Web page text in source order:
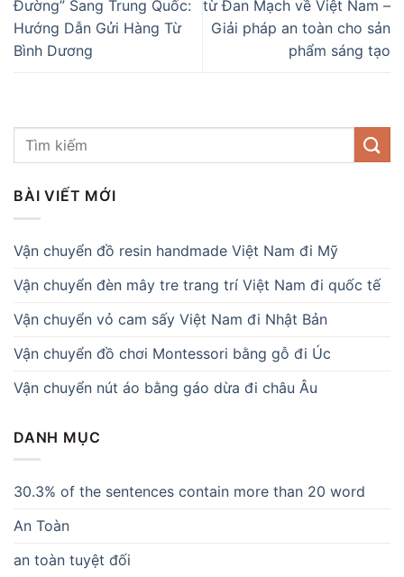
Đường” Sang Trung Quốc:
Hướng Dẫn Gửi Hàng Từ
Bình Dương
từ Đan Mạch về Việt Nam –
Giải pháp an toàn cho sản
phẩm sáng tạo
BÀI VIẾT MỚI
Vận chuyển đồ resin handmade Việt Nam đi Mỹ
Vận chuyển đèn mây tre trang trí Việt Nam đi quốc tế
Vận chuyển vỏ cam sấy Việt Nam đi Nhật Bản
Vận chuyển đồ chơi Montessori bằng gỗ đi Úc
Vận chuyển nút áo bằng gáo dừa đi châu Âu
DANH MỤC
30.3% of the sentences contain more than 20 word
An Toàn
an toàn tuyệt đối